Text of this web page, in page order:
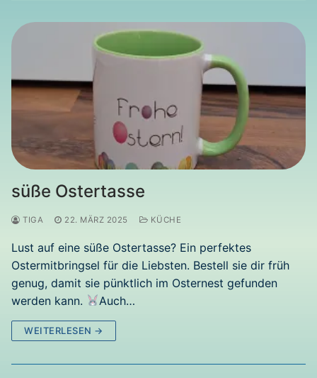
süße Ostertasse
TIGA 22. MÄRZ 2025 KÜCHE
Lust auf eine süße Ostertasse? Ein perfektes
Ostermitbringsel für die Liebsten. Bestell sie dir früh
genug, damit sie pünktlich im Osternest gefunden
werden kann.
Auch…
WEITERLESEN →